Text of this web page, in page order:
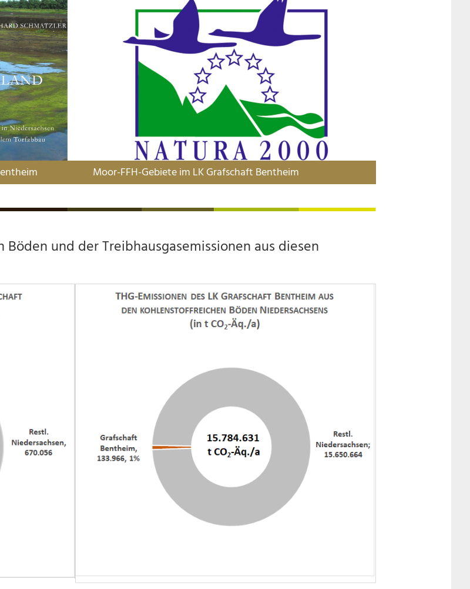
Moor-FFH-Gebiete im LK Grafschaft Bentheim
und der Treibhausgasemissionen aus diesen